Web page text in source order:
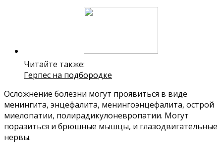
Читайте также:
Герпес на подбородке
Осложнение болезни могут проявиться в виде
менингита, энцефалита, менингоэнцефалита, острой
миелопатии, полирадикулоневропатии. Могут
поразиться и брюшные мышцы, и глазодвигательные
нервы.